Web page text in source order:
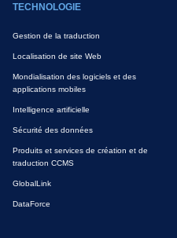
TECHNOLOGIE
Gestion de la traduction
Localisation de site Web
Mondialisation des logiciels et des
applications mobiles
Intelligence artificielle
Sécurité des données
Produits et services de création et de
traduction CCMS
GlobalLink
DataForce